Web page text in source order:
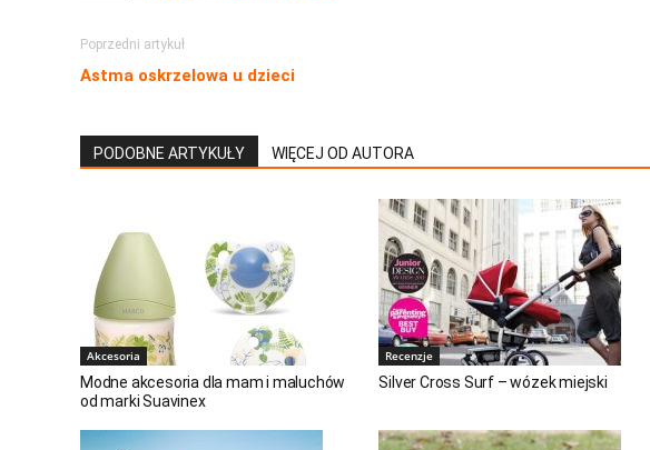
Poprzedni artykuł
Astma oskrzelowa u dzieci
PODOBNE ARTYKUŁY WIĘCEJ OD AUTORA
Akcesoria
Modne akcesoria dla mam i maluchów
od marki Suavinex
Recenzje
Silver Cross Surf – wózek miejski